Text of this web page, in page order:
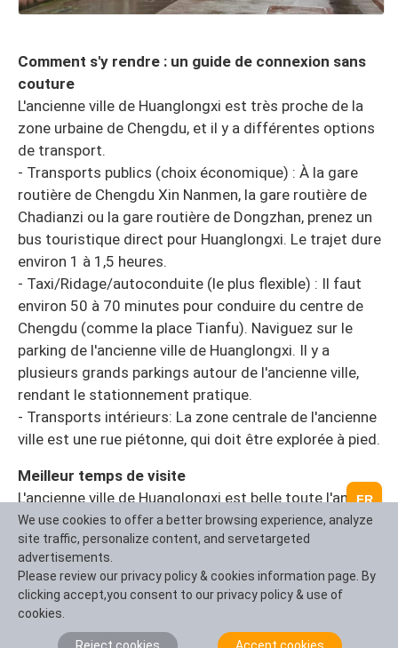
Comment s'y rendre : un guide de connexion sans
couture
L'ancienne ville de Huanglongxi est très proche de la
zone urbaine de Chengdu, et il y a différentes options
de transport.
- Transports publics (choix économique) : À la gare
routière de Chengdu Xin Nanmen, la gare routière de
Chadianzi ou la gare routière de Dongzhan, prenez un
bus touristique direct pour Huanglongxi. Le trajet dure
environ 1 à 1,5 heures.
- Taxi/Ridage/autoconduite (le plus flexible) : Il faut
environ 50 à 70 minutes pour conduire du centre de
Chengdu (comme la place Tianfu). Naviguez sur le
parking de l'ancienne ville de Huanglongxi. Il y a
plusieurs grands parkings autour de l'ancienne ville,
rendant le stationnement pratique.
- Transports intérieurs: La zone centrale de l'ancienne
ville est une rue piétonne, qui doit être explorée à pied.
Meilleur temps de visite
L'ancienne ville de Huanglongxi est belle toute l'année,
mais son charme varie. Le meilleur moment pour
visiter est au printemps et à l'automne.
- Été (juin à septembre) : La saison des visites en or. La
température est élevée à ce moment, rendant
l'expérience de jouer par l'eau le meilleur. L'ancienne
ville est ombragée par des arbres verts et très frais.
FR
We use cookies to offer a better browsing experience, analyze
site traffic, personalize content, and servetargeted
advertisements.
Please review our privacy policy & cookies information page. By
clicking accept,you consent to our privacy policy & use of
cookies.